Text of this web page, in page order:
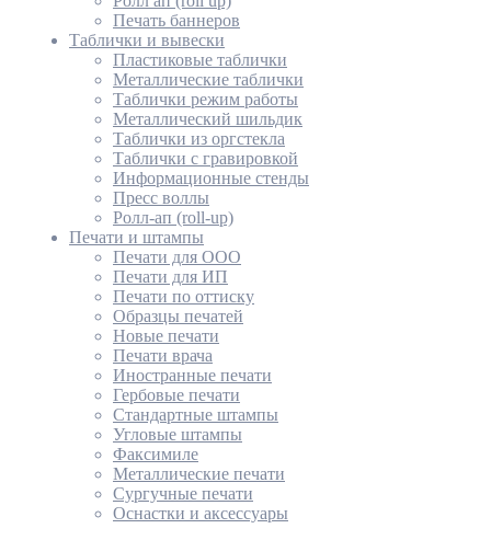
Печать баннеров
Таблички и вывески
Пластиковые таблички
Металлические таблички
Таблички режим работы
Металлический шильдик
Таблички из оргстекла
Таблички с гравировкой
Информационные стенды
Пресс воллы
Ролл-ап (roll-up)
Печати и штампы
Печати для ООО
Печати для ИП
Печати по оттиску
Образцы печатей
Новые печати
Печати врача
Иностранные печати
Гербовые печати
Стандартные штампы
Угловые штампы
Факсимиле
Металлические печати
Сургучные печати
Оснастки и аксессуары